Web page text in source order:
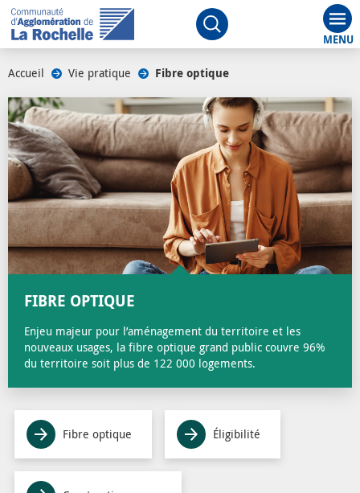
Ouvrir le moteur de
Accueil Vie pratique Fibre optique
FIBRE OPTIQUE
Enjeu majeur pour l’aménagement du territoire et les
nouveaux usages, la fibre optique grand public couvre 96%
du territoire soit plus de 122 000 logements.
Fibre optique Éligibilité